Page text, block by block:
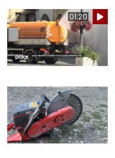
01:20